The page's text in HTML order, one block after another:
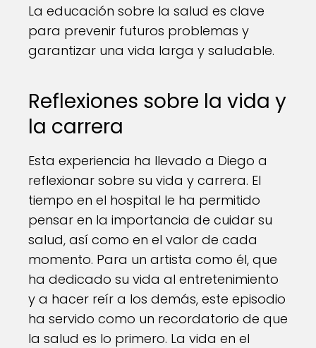
La educación sobre la salud es clave
para prevenir futuros problemas y
garantizar una vida larga y saludable.
Reflexiones sobre la vida y
la carrera
Esta experiencia ha llevado a Diego a
reflexionar sobre su vida y carrera. El
tiempo en el hospital le ha permitido
pensar en la importancia de cuidar su
salud, así como en el valor de cada
momento. Para un artista como él, que
ha dedicado su vida al entretenimiento
y a hacer reír a los demás, este episodio
ha servido como un recordatorio de que
la salud es lo primero. La vida en el